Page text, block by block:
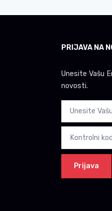
PRIJAVA NA
Unesite Vašu
novosti.
Prijava